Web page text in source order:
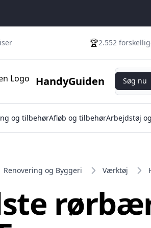
🏆2.552
HandyGuiden
Søg nu
Søg nu
og tilbehørAfløb og tilbehørArbejdstøj
Renovering og Byggeri Værktøj